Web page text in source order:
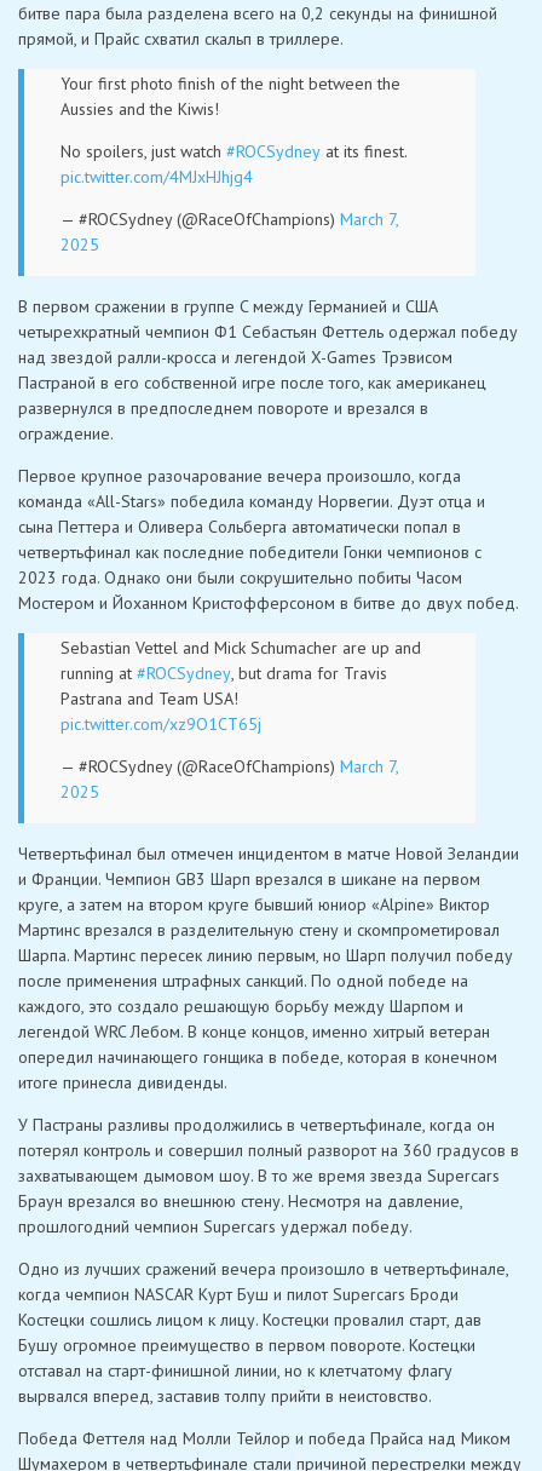
битве пара была разделена всего на 0,2 секунды на финишной
прямой, и Прайс схватил скальп в триллере.
Your first photo finish of the night between the
Aussies and the Kiwis!
No spoilers, just watch #ROCSydney at its finest.
pic.twitter.com/4MJxHJhjg4
— #ROCSydney (@RaceOfChampions) March 7,
2025
В первом сражении в группе C между Германией и США
четырехкратный чемпион Ф1 Себастьян Феттель одержал победу
над звездой ралли-кросса и легендой X-Games Трэвисом
Пастраной в его собственной игре после того, как американец
развернулся в предпоследнем повороте и врезался в
ограждение.
Первое крупное разочарование вечера произошло, когда
команда «All-Stars» победила команду Норвегии. Дуэт отца и
сына Петтера и Оливера Сольберга автоматически попал в
четвертьфинал как последние победители Гонки чемпионов с
2023 года. Однако они были сокрушительно побиты Часом
Мостером и Йоханном Кристофферсоном в битве до двух побед.
Sebastian Vettel and Mick Schumacher are up and
running at #ROCSydney, but drama for Travis
Pastrana and Team USA!
pic.twitter.com/xz9O1CT65j
— #ROCSydney (@RaceOfChampions) March 7,
2025
Четвертьфинал был отмечен инцидентом в матче Новой Зеландии
и Франции. Чемпион GB3 Шарп врезался в шикане на первом
круге, а затем на втором круге бывший юниор «Alpine» Виктор
Мартинс врезался в разделительную стену и скомпрометировал
Шарпа. Мартинс пересек линию первым, но Шарп получил победу
после применения штрафных санкций. По одной победе на
каждого, это создало решающую борьбу между Шарпом и
легендой WRC Лебом. В конце концов, именно хитрый ветеран
опередил начинающего гонщика в победе, которая в конечном
итоге принесла дивиденды.
У Пастраны разливы продолжились в четвертьфинале, когда он
потерял контроль и совершил полный разворот на 360 градусов в
захватывающем дымовом шоу. В то же время звезда Supercars
Браун врезался во внешнюю стену. Несмотря на давление,
прошлогодний чемпион Supercars удержал победу.
Одно из лучших сражений вечера произошло в четвертьфинале,
когда чемпион NASCAR Курт Буш и пилот Supercars Броди
Костецки сошлись лицом к лицу. Костецки провалил старт, дав
Бушу огромное преимущество в первом повороте. Костецки
отставал на старт-финишной линии, но к клетчатому флагу
вырвался вперед, заставив толпу прийти в неистовство.
Победа Феттеля над Молли Тейлор и победа Прайса над Миком
Шумахером в четвертьфинале стали причиной перестрелки между